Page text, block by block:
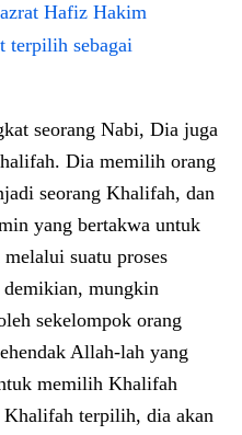
Hafiz Hakim
terpilih sebagai
seorang Nabi, Dia juga
Dia memilih orang
seorang Khalifah, dan
yang bertakwa untuk
suatu proses
mungkin
sekelompok orang
Allah-lah yang
memilih Khalifah
terpilih, dia akan